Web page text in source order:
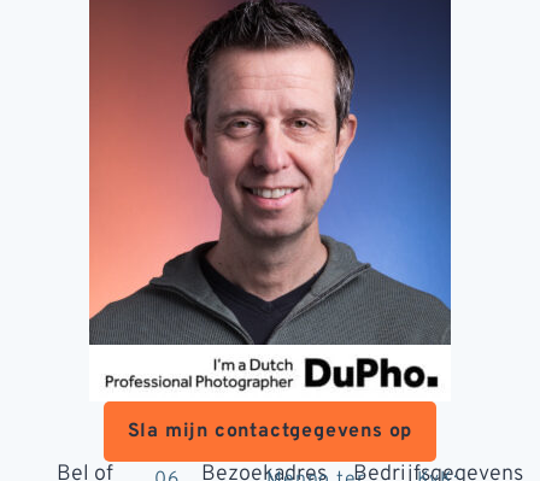
Sla mijn contactgegevens op
Bel of
Bezoekadres Bedrijfsgegevens